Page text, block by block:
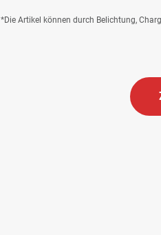
*Die Artikel können durch Belichtung,